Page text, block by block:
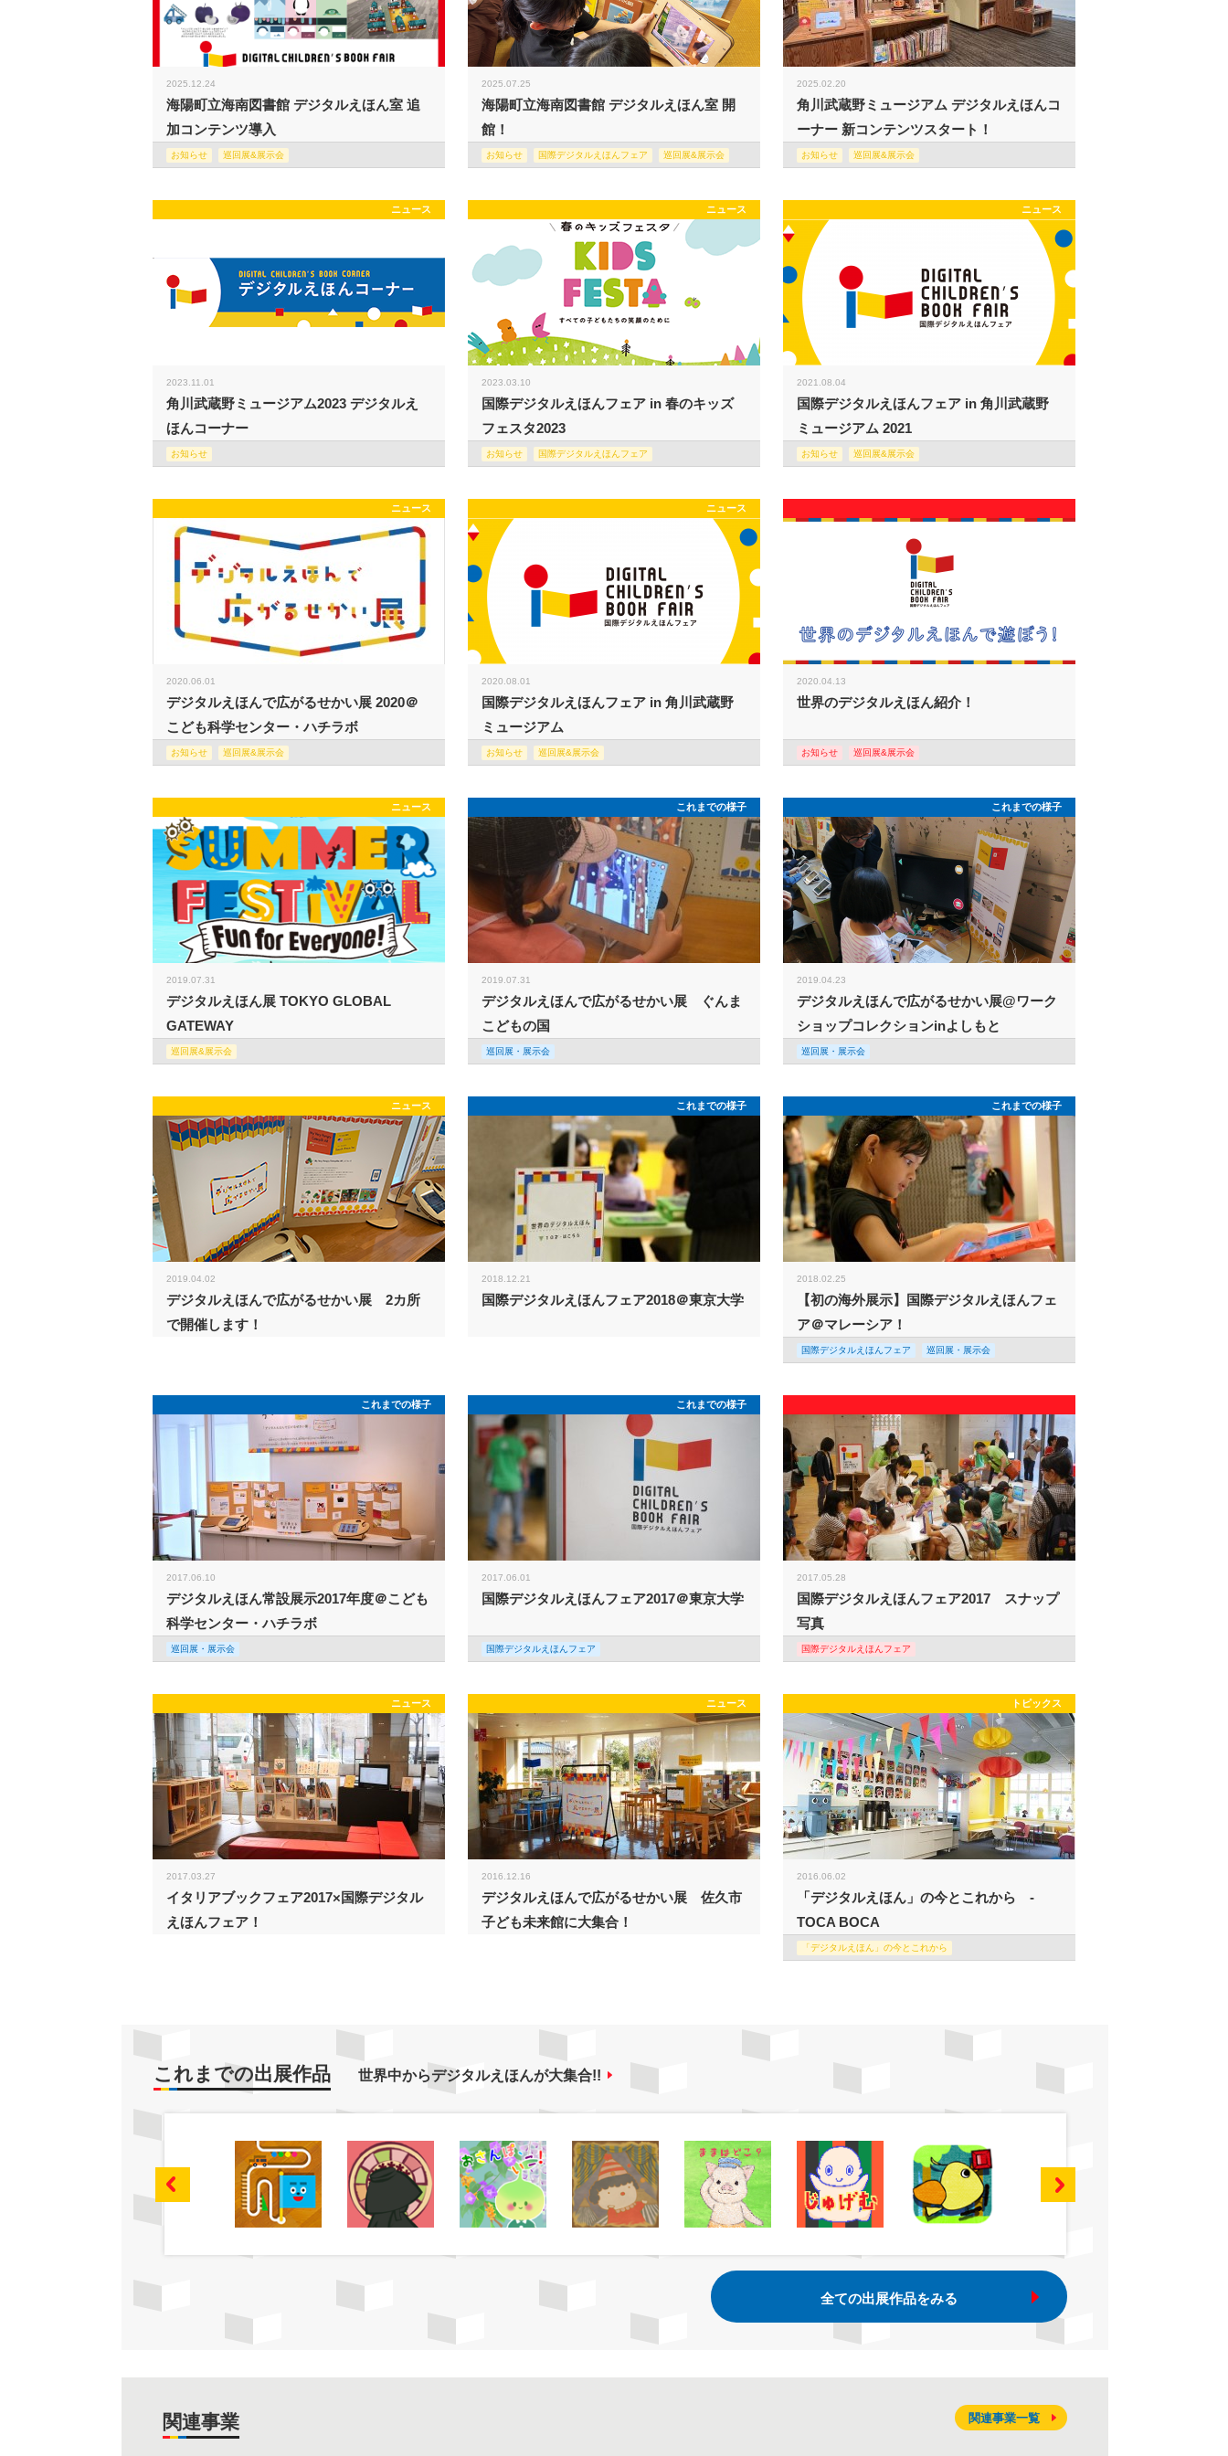
2025.12.24
海陽町立海南図書館 デジタルえほん室 追
加コンテンツ導入
お知らせ 巡回展&展示会
2025.07.25
海陽町立海南図書館 デジタルえほん室 開
館！
お知らせ 国際デジタルえほんフェア 巡回展&展示会
2025.02.20
角川武蔵野ミュージアム デジタルえほんコ
ーナー 新コンテンツスタート！
お知らせ 巡回展&展示会
ニュース
2023.11.01
角川武蔵野ミュージアム2023 デジタルえ
ほんコーナー
お知らせ
ニュース
2023.03.10
国際デジタルえほんフェア in 春のキッズ
フェスタ2023
お知らせ 国際デジタルえほんフェア
ニュース
2021.08.04
国際デジタルえほんフェア in 角川武蔵野
ミュージアム 2021
お知らせ 巡回展&展示会
ニュース
2020.06.01
デジタルえほんで広がるせかい展 2020＠
こども科学センター・ハチラボ
お知らせ 巡回展&展示会
ニュース
2020.08.01
国際デジタルえほんフェア in 角川武蔵野
ミュージアム
お知らせ 巡回展&展示会
2020.04.13
世界のデジタルえほん紹介！
お知らせ 巡回展&展示会
ニュース
2019.07.31
デジタルえほん展 TOKYO GLOBAL
GATEWAY
巡回展&展示会
これまでの様子
2019.07.31
デジタルえほんで広がるせかい展 ぐんま
こどもの国
巡回展・展示会
これまでの様子
2019.04.23
デジタルえほんで広がるせかい展@ワーク
ショップコレクションinよしもと
巡回展・展示会
ニュース
2019.04.02
デジタルえほんで広がるせかい展 2カ所
で開催します！
これまでの様子
2018.12.21
国際デジタルえほんフェア2018＠東京大学
これまでの様子
2018.02.25
【初の海外展示】国際デジタルえほんフェ
ア＠マレーシア！
国際デジタルえほんフェア 巡回展・展示会
これまでの様子
2017.06.10
デジタルえほん常設展示2017年度＠こども
科学センター・ハチラボ
巡回展・展示会
これまでの様子
2017.06.01
国際デジタルえほんフェア2017＠東京大学
国際デジタルえほんフェア
2017.05.28
国際デジタルえほんフェア2017 スナップ
写真
国際デジタルえほんフェア
ニュース
2017.03.27
イタリアブックフェア2017×国際デジタル
えほんフェア！
ニュース
2016.12.16
デジタルえほんで広がるせかい展 佐久市
子ども未来館に大集合！
トピックス
2016.06.02
「デジタルえほん」の今とこれから -
TOCA BOCA
「デジタルえほん」の今とこれから
これまでの出展作品 世界中からデジタルえほんが大集合!!
全ての出展作品をみる
関連事業 関連事業一覧